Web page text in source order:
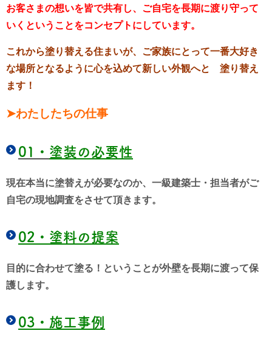
お客さまの想いを皆で共有し、 ご自宅を長期に渡り守って
いくということをコンセプトにしています。
これから塗り替える住まいが、ご家族にとって一番大好き
な場所となるように心を込めて新しい外観へと 塗り替え
ます！
➤わたしたちの仕事
01・ 塗装の必要性
現在本当に塗替えが必要なのか、一級建築士・担当者がご
自宅の現地調査をさせて頂きます。
02・ 塗料の提案
目的に合わせて塗る！ということが外壁を長期に渡って保
護します。
03・ 施工事例